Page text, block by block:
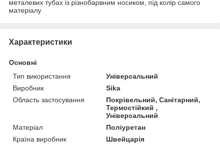
металевих тубах із різнобарвним носиком, під колір самого
матеріалу
Характеристики
Основні
Тип використання
Універсальний
Виробник
Sika
Область застосування
Покрівельний, Санітарний,
Термостійкий ,
Універсальний
Матеріал
Поліуретан
Країна виробник
Швейцарія